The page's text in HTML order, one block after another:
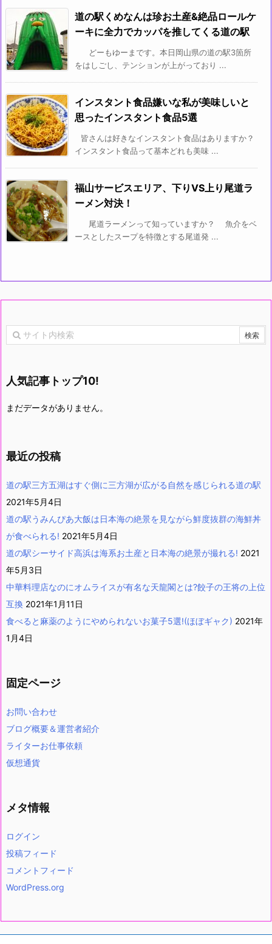
道の駅くめなんは珍お土産&絶品ロールケ
ーキに全力でカッパを推してくる道の駅
どーもゆーまです。本日岡山県の道の駅3箇所
をはしごし、テンションが上がっており ...
インスタント食品嫌いな私が美味しいと
思ったインスタント食品5選
皆さんは好きなインスタント食品はありますか？
インスタント食品って基本どれも美味 ...
福山サービスエリア、下りVS上り尾道ラ
ーメン対決！
尾道ラーメンって知っていますか？ 魚介をベ
ースとしたスープを特徴とする尾道発 ...
人気記事トップ10!
まだデータがありません。
最近の投稿
道の駅三方五湖はすぐ側に三方湖が広がる自然を感じられる道の駅
2021年5月4日
道の駅うみんぴあ大飯は日本海の絶景を見ながら鮮度抜群の海鮮丼
が食べられる! 2021年5月4日
道の駅シーサイド高浜は海系お土産と日本海の絶景が撮れる! 2021
年5月3日
中華料理店なのにオムライスが有名な天龍閣とは?餃子の王将の上位
互換 2021年1月11日
食べると麻薬のようにやめられないお菓子5選!(ほぼギャク) 2021年
1月4日
固定ページ
お問い合わせ
ブログ概要＆運営者紹介
ライターお仕事依頼
仮想通貨
メタ情報
ログイン
投稿フィード
コメントフィード
WordPress.org